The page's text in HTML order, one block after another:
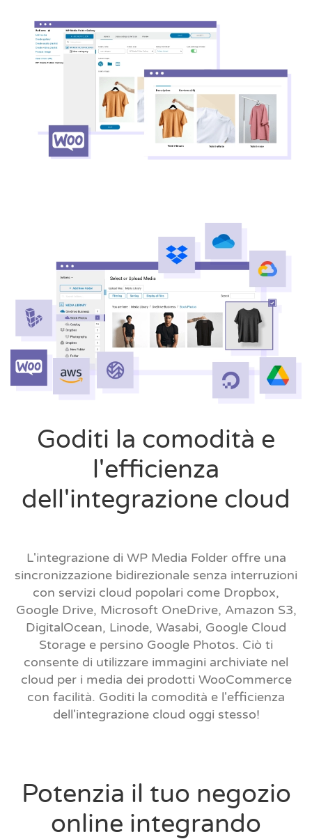
Goditi la comodità e
l'efficienza
dell'integrazione cloud
L'integrazione di WP Media Folder offre una
sincronizzazione bidirezionale senza interruzioni
con servizi cloud popolari come Dropbox,
Google Drive, Microsoft OneDrive, Amazon S3,
DigitalOcean, Linode, Wasabi, Google Cloud
Storage e persino Google Photos. Ciò ti
consente di utilizzare immagini archiviate nel
cloud per i media dei prodotti WooCommerce
con facilità. Goditi la comodità e l'efficienza
dell'integrazione cloud oggi stesso!
Potenzia il tuo negozio
online integrando